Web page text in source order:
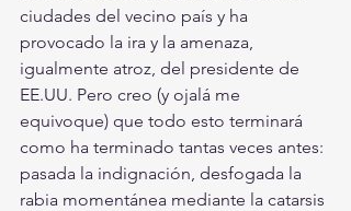
ciudades del vecino país y ha
provocado la ira y la amenaza,
igualmente atroz, del presidente de
EE.UU. Pero creo (y ojalá me
equivoque) que todo esto terminará
como ha terminado tantas veces antes:
pasada la indignación, desfogada la
rabia momentánea mediante la catarsis